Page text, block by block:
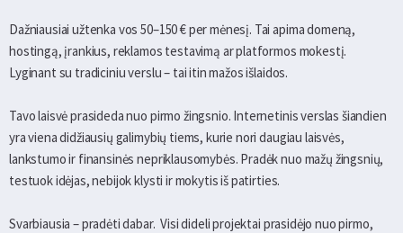
Dažniausiai užtenka vos 50–150 € per mėnesį. Tai apima domeną,
hostingą, įrankius, reklamos testavimą ar platformos mokestį.
Lyginant su tradiciniu verslu – tai itin mažos išlaidos.
Tavo laisvė prasideda nuo pirmo žingsnio. Internetinis verslas šiandien
yra viena didžiausių galimybių tiems, kurie nori daugiau laisvės,
lankstumo ir finansinės nepriklausomybės. Pradėk nuo mažų žingsnių,
testuok idėjas, nebijok klysti ir mokytis iš patirties.
Svarbiausia – pradėti dabar. Visi dideli projektai prasidėjo nuo pirmo,